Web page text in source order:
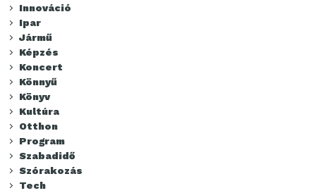
Innováció
Ipar
Jármű
Képzés
Koncert
Könnyű
Könyv
Kultúra
Otthon
Program
Szabadidő
Szórakozás
Tech